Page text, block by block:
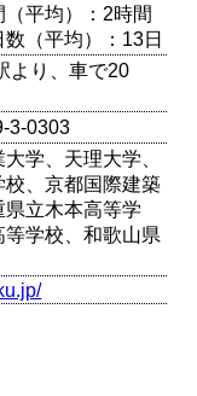
平均）：2時間
（平均）：13日
より、車で20
3-0303
学、天理大学、
、京都国際建築
立木本高等学
学校、和歌山県